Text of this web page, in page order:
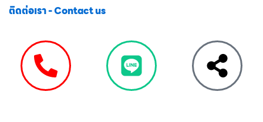
ติดต่อเรา - Contact us